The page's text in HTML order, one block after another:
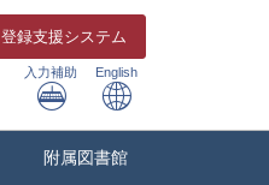
登録支援システム
入力補助 English
附属図書館